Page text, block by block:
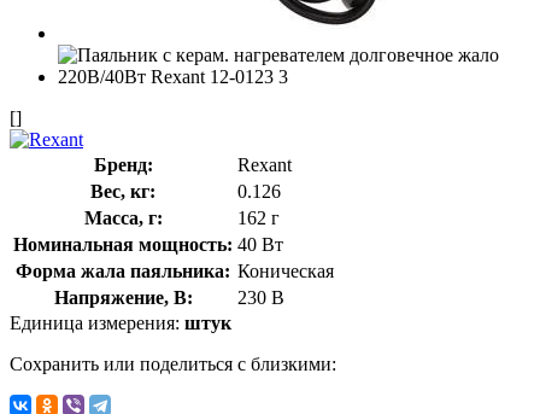
[]
Бренд:
Rexant
Вес, кг:
0.126
Масса, г:
162 г
Номинальная мощность: 40 Вт
Форма жала паяльника: Коническая
Напряжение, В:
230 В
Единица измерения: штук
Сохранить или поделиться с близкими: